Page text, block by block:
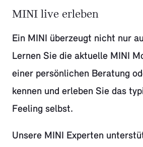
MINI live erleben
Ein MINI überzeugt nicht nur
Lernen Sie die aktuelle MINI
einer persönlichen Beratung
kennen und erleben Sie das
Feeling selbst.
Unsere MINI Experten